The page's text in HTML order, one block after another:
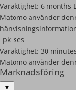
Varaktighet: 6 months
Matomo använder
_pk_ses
Varaktighet: 30 minutes
Matomo använder
Marknadsföring
▼